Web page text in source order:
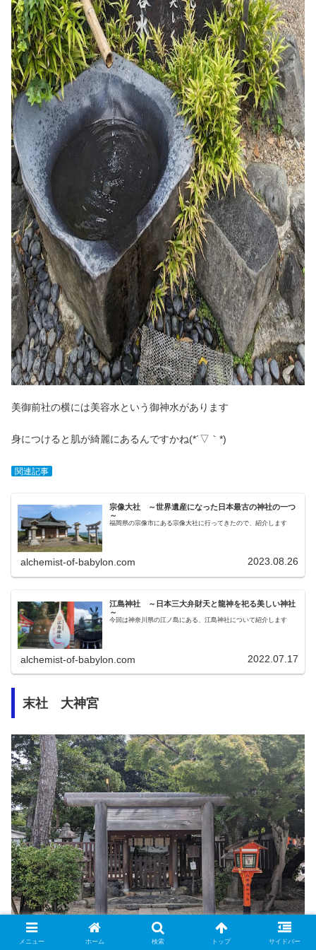
美御前社の横には美容水という御神水があります
身につけると肌が綺麗にあるんですかね(*´▽｀*)
関連記事
宗像大社 ～世界遺産になった日本最古の神社の一つ
～
福岡県の宗像市にある宗像大社に行ってきたので、紹介します
alchemist-of-babylon.com 2023.08.26
江島神社 ～日本三大弁財天と龍神を祀る美しい神社
～
今回は神奈川県の江ノ島にある、江島神社について紹介します
alchemist-of-babylon.com 2022.07.17
末社 大神宮
メニュー ホーム 検索 トップ サイドバー